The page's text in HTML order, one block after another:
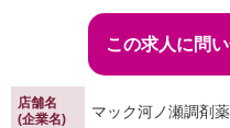
この求人に問
店舗名
(企業名)
マック河ノ瀬調剤